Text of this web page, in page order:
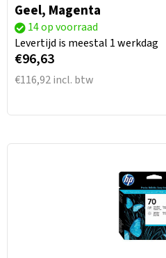
Geel, Magenta
14 op voorraad
Levertijd is meestal 1 werkdag
€96,63
€116,92 incl. btw